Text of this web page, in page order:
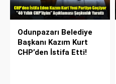
Odunpazarı Belediye
Başkanı Kazım Kurt
CHP’den İstifa Etti!